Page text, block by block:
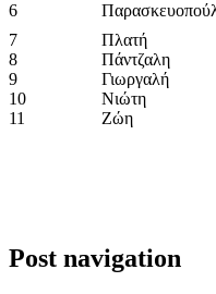
6
7
Πλατή
8
Πάντζαλη
9
Γιωργαλή
10
Νιώτη
11
Ζώη
Post navigation